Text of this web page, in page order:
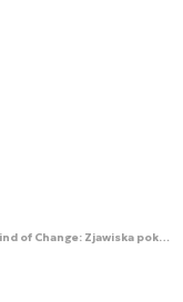
Wind of Change: Zjawiska pokroju "Fryderyki" mogą nękać Polskę regularnie